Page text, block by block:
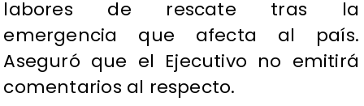
labores de rescate tras la
emergencia que afecta al país.
Aseguró que el Ejecutivo no emitirá
comentarios al respecto.